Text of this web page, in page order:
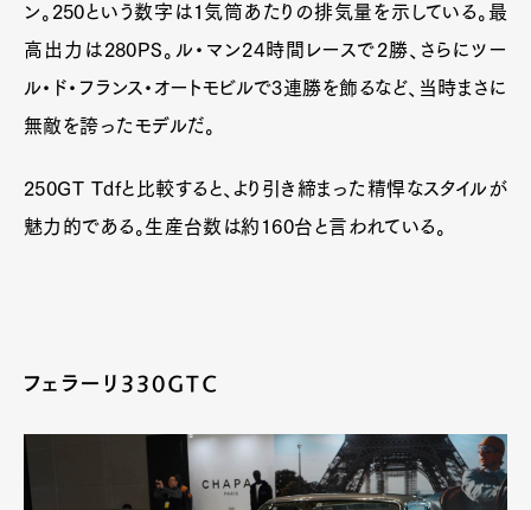
ン。250という数字は1気筒あたりの排気量を示している。最
高出力は280PS。ル・マン24時間レースで2勝、さらにツー
ル・ド・フランス・オートモビルで3連勝を飾るなど、当時まさに
無敵を誇ったモデルだ。
250GT Tdfと比較すると、より引き締まった精悍なスタイルが
魅力的である。生産台数は約160台と言われている。
フェラーリ330GTC